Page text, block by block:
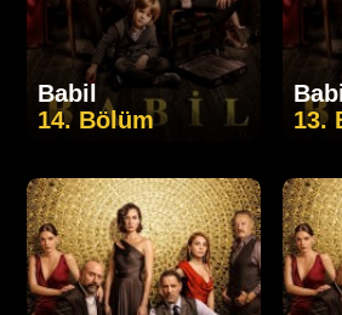
Babil
14. Bölüm
13.